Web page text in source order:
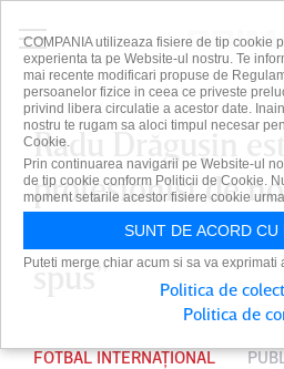
Radu Drăguşin
profesionist de
zi s-a dus la
spus”
FOTBAL INTERNAȚIONAL
COMPANIA utilizeaza fisiere de tip cookie
experienta ta pe Website-ul nostru. Te
mai recente modificari propuse de
persoanelor fizice in ceea ce priveste
privind libera circulatie a acestor date.
nostru te rugam sa aloci timpul necesar
Cookie.
Prin continuarea navigarii pe Website-ul
de tip cookie conform Politicii de Cookie.
moment setarile acestor fisiere cookie
SUNT DE ACORD
Puteti merge chiar acum si sa va
Politica de
Politica de